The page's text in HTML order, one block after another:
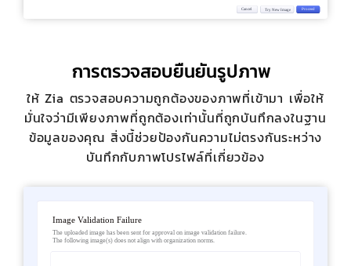
การตรวจสอบยืนยันรูปภาพ
ให้ Zia ตรวจสอบความถูกต้องของภาพที่เข้ามา เพื่อให้
มั่นใจว่ามีเพียงภาพที่ถูกต้องเท่านั้นที่ถูกบันทึกลงในฐาน
ข้อมูลของคุณ สิ่งนี้ช่วยป้องกันความไม่ตรงกันระหว่าง
บันทึกกับภาพโปรไฟล์ที่เกี่ยวข้อง